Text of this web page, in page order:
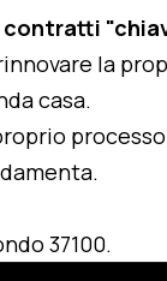
contratti
la
casa.
37100.